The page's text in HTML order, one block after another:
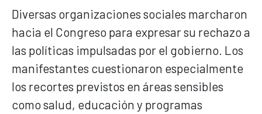
Diversas organizaciones sociales marcharon
hacia el Congreso para expresar su rechazo a
las políticas impulsadas por el gobierno. Los
manifestantes cuestionaron especialmente
los recortes previstos en áreas sensibles
como salud, educación y programas